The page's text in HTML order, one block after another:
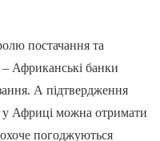
постачання та
– Африканські банки
А підтвердження
у Африці можна отримати
погоджуються